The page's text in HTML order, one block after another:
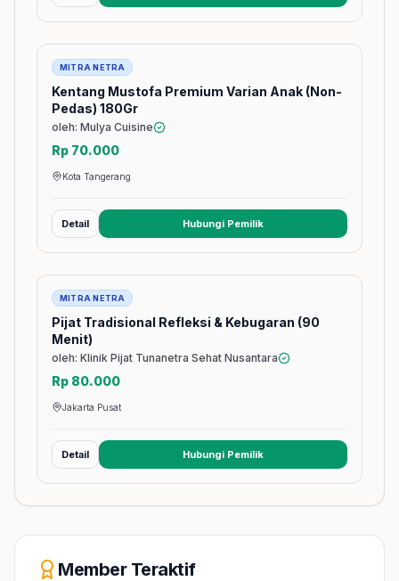
Barang
MITRA NETRA
Kentang Mustofa Premium Varian Anak (Non-
Pedas) 180Gr
oleh: Mulya Cuisine
Rp 70.000
Kota Tangerang
Detail Hubungi Pemilik(membuka tab baru)
Jasa
MITRA NETRA
Pijat Tradisional Refleksi & Kebugaran (90
Menit)
oleh: Klinik Pijat Tunanetra Sehat Nusantara
Rp 80.000
Jakarta Pusat
Detail Hubungi Pemilik(membuka tab baru)
Member Teraktif